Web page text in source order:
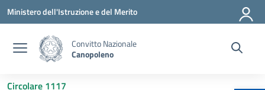
Vai ai contenuti
Vai al menu di navigazione
Vai al footer
Ministero dell'Istruzione e del Merito
Convitto Nazionale
Canopoleno
Circolare 1117